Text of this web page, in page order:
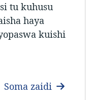
tu kuhusu
haya
kuishi
Soma zaidi